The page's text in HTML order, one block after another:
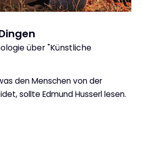
über "Künstliche
den Menschen von der
sollte Edmund Husserl lesen.